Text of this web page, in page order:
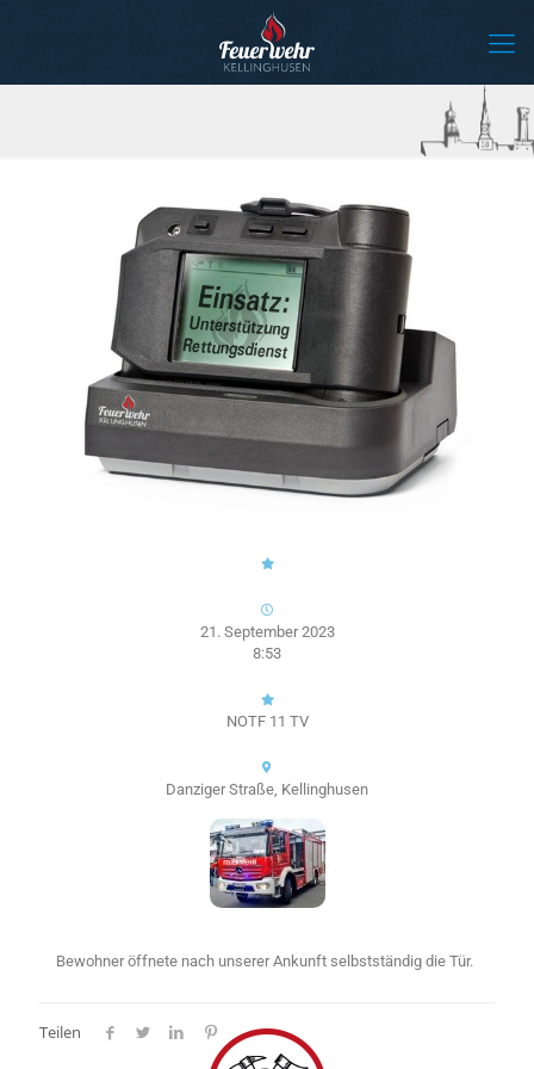
21. September 2023
8:53
NOTF 11 TV
Danziger Straße, Kellinghusen
Bewohner öffnete nach unserer Ankunft selbstständig die Tür.
Teilen